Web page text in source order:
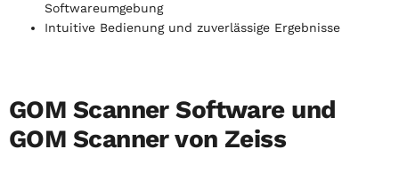
Softwareumgebung
Intuitive Bedienung und zuverlässige Ergebnisse
GOM Scanner Software und
GOM Scanner von Zeiss